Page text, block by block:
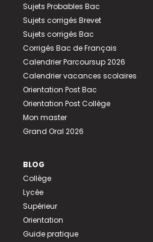
Sujets Probables Bac
Sujets corrigés Brevet
Sujets corrigés Bac
Corrigés Bac de Français
Calendrier Parcoursup 2026
Calendrier vacances scolaires
Orientation Post Bac
Orientation Post Collège
Mon master
Grand Oral 2026
BLOG
Collège
Lycée
Supérieur
Orientation
Guide pratique